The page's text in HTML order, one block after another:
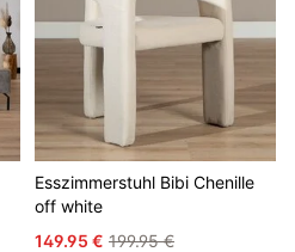
Esszimmerstuhl Bibi Chenille
off white
149.95 € 199.95 €